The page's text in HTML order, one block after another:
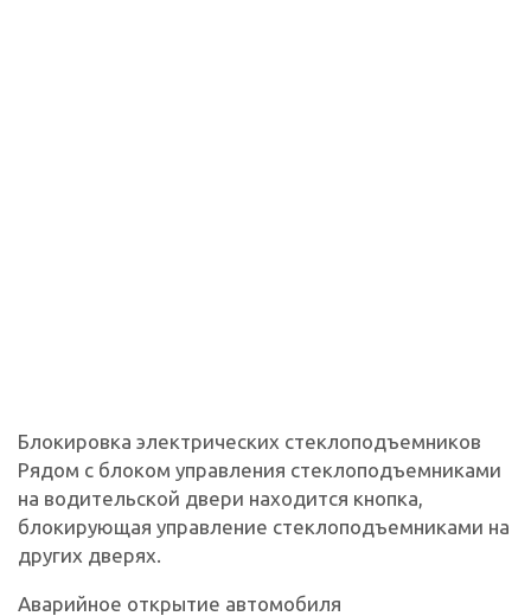
Блокировка электрических стеклоподъемников
Рядом с блоком управления стеклоподъемниками
на водительской двери находится кнопка,
блокирующая управление стеклоподъемниками на
других дверях.
Аварийное открытие автомобиля